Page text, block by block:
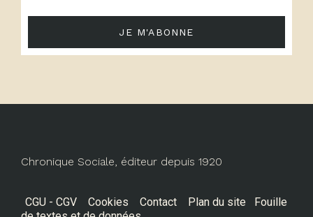
JE M'ABONNE
Chronique Sociale, éditeur depuis 1920
CGU - CGV Cookies Contact Plan du site
Fouille